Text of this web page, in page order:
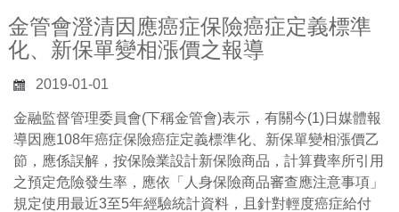
金管會澄清因應癌症保險癌症定義標準
化、新保單變相漲價之報導
2019-01-01
金融監督管理委員會(下稱金管會)表示，有關今(1)日媒體報
導因應108年癌症保險癌症定義標準化、新保單變相漲價乙
節，應係誤解，按保險業設計新保險商品，計算費率所引用
之預定危險發生率，應依「人身保險商品審查應注意事項」
規定使用最近3至5年經驗統計資料，且針對輕度癌症給付